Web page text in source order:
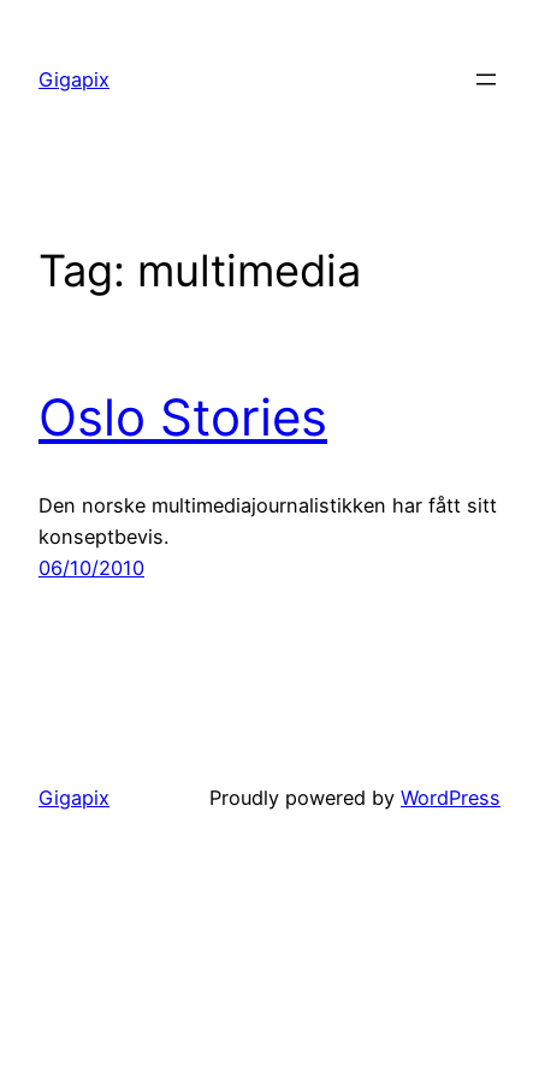
content
Gigapix
Tag: multimedia
Oslo Stories
Den norske multimediajournalistikken har fått sitt
konseptbevis.
06/10/2010
Gigapix Proudly powered by WordPress